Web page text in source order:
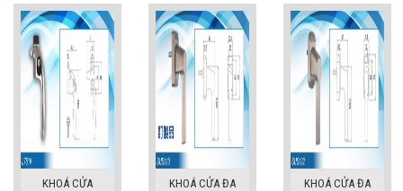
KHOÁ CỬA
KHOÁ CỬA ĐA
KHOÁ CỬA ĐA